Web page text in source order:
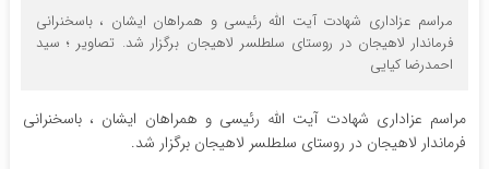
مراسم عزاداری شهادت آیت الله رئیسی و همراهان ایشان ، باسخنرانی
فرماندار لاهیجان در روستای سلطلسر لاهیجان برگزار شد. تصاویر ؛ سید
احمدرضا کیایی
مراسم عزاداری شهادت آیت الله رئیسی و همراهان ایشان ، باسخنرانی
فرماندار لاهیجان در روستای سلطلسر لاهیجان برگزار شد.